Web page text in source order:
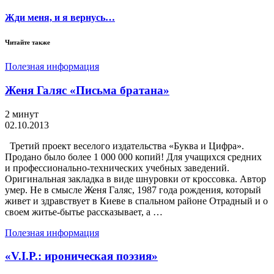
Жди меня, и я вернусь…
Читайте также
Полезная информация
Женя Галяс «Письма братана»
2 минут
02.10.2013
Третий проект веселого издательства «Буква и Цифра».
Продано было более 1 000 000 копий! Для учащихся средних
и профессионально-технических учебных заведений.
Оригинальная закладка в виде шнуровки от кроссовка. Автор
умер. Не в смысле Женя Галяс, 1987 года рождения, который
живет и здравствует в Киеве в спальном районе Отрадный и о
своем житье-бытье рассказывает, а …
Полезная информация
«V.I.P.: ироническая поэзия»